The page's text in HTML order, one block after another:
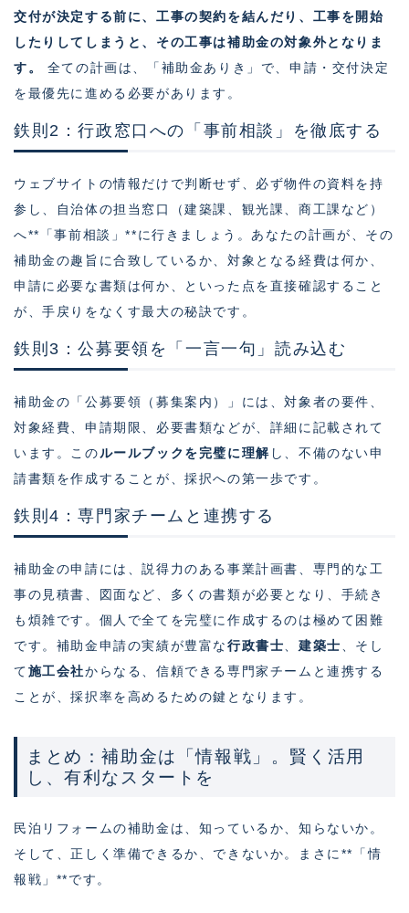
交付が決定する前に、工事の契約を結んだり、工事を開始
したりしてしまうと、その工事は補助金の対象外となりま
す。
全ての計画は、「補助金ありき」で、申請・交付決定
を最優先に進める必要があります。
鉄則2：行政窓口への「事前相談」を徹底する
ウェブサイトの情報だけで判断せず、必ず物件の資料を持
参し、自治体の担当窓口（建築課、観光課、商工課など）
へ**「事前相談」**に行きましょう。あなたの計画が、その
補助金の趣旨に合致しているか、対象となる経費は何か、
申請に必要な書類は何か、といった点を直接確認すること
が、手戻りをなくす最大の秘訣です。
鉄則3：公募要領を「一言一句」読み込む
補助金の「公募要領（募集案内）」には、対象者の要件、
対象経費、申請期限、必要書類などが、詳細に記載されて
います。このルールブックを完璧に理解 し、不備のない申
請書類を作成することが、採択への第一歩です。
鉄則4：専門家チームと連携する
補助金の申請には、説得力のある事業計画書、専門的な工
事の見積書、図面など、多くの書類が必要となり、手続き
も煩雑です。個人で全てを完璧に作成するのは極めて困難
です。補助金申請の実績が豊富な行政書士、建築士、そし
て施工会社からなる、信頼できる専門家チームと連携する
ことが、採択率を高めるための鍵となります。
まとめ：補助金は「情報戦」。賢く活用
し、有利なスタートを
民泊リフォームの補助金は、知っているか、知らないか。
そして、正しく準備できるか、できないか。まさに**「情
報戦」**です。